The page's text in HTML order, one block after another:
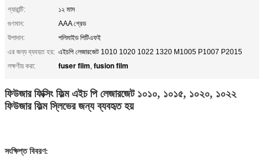
গ্যারান্টি:
১২ মাস
গুণমান:
AAA গ্রেড
উপাদান:
পলিমাইড পিটিএফই
এর জন্য ব্যবহৃত হয়: এইচপি লেজারজেট 1010 1020 1022 1320 M1005 P1007 P2015
লক্ষণীয় করা:
fuser film, fusion film
ফিউজার ফিক্সিং ফিল্ম এইচ পি লেজারজেট ১০১০, ১০১৫, ১০২০, ১০২২
ফিউজার ফিল্ম স্লিভের জন্য ব্যবহৃত হয়
সংক্ষিপ্ত বিবরণ: